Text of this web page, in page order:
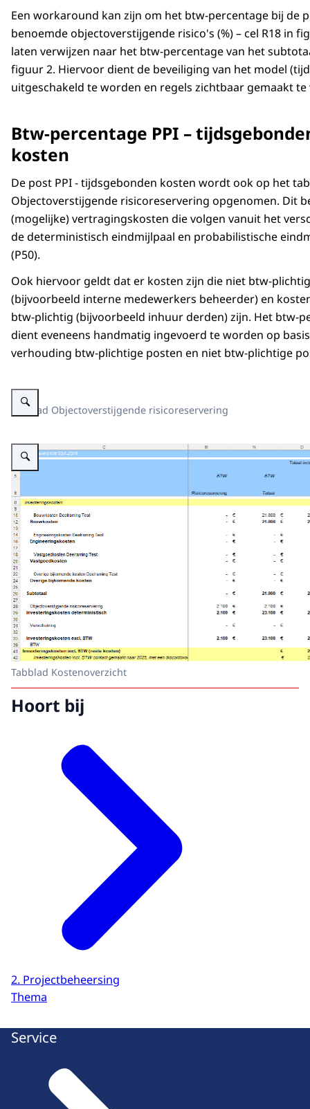
Een workaround kan zijn om het btw-percentage bij de
benoemde objectoverstijgende risico's (%) – cel R18 in
laten verwijzen naar het btw-percentage van het
figuur 2. Hiervoor dient de beveiliging van het model
uitgeschakeld te worden en regels zichtbaar gemaakt
Btw-percentage PPI –
kosten
De post PPI - tijdsgebonden kosten wordt ook op het
Objectoverstijgende risicoreservering opgenomen. Dit
(mogelijke) vertragingskosten die volgen vanuit het
de deterministisch eindmijlpaal en probabilistische
(P50).
Ook hiervoor geldt dat er kosten zijn die niet btw-
(bijvoorbeeld interne medewerkers beheerder) en
btw-plichtig (bijvoorbeeld inhuur derden) zijn. Het btw-
dient eveneens handmatig ingevoerd te worden op
verhouding btw-plichtige posten en niet btw-plichtige
Vergroot afbeelding Spreadsheet met overzicht van investeringskosten
Tabblad Objectoverstijgende risicoreservering
Vergroot afbeelding Spreadsheet met uitsplitsing van
Tabblad Kostenoverzicht
Hoort bij
2. Projectbeheersing
Thema
Service